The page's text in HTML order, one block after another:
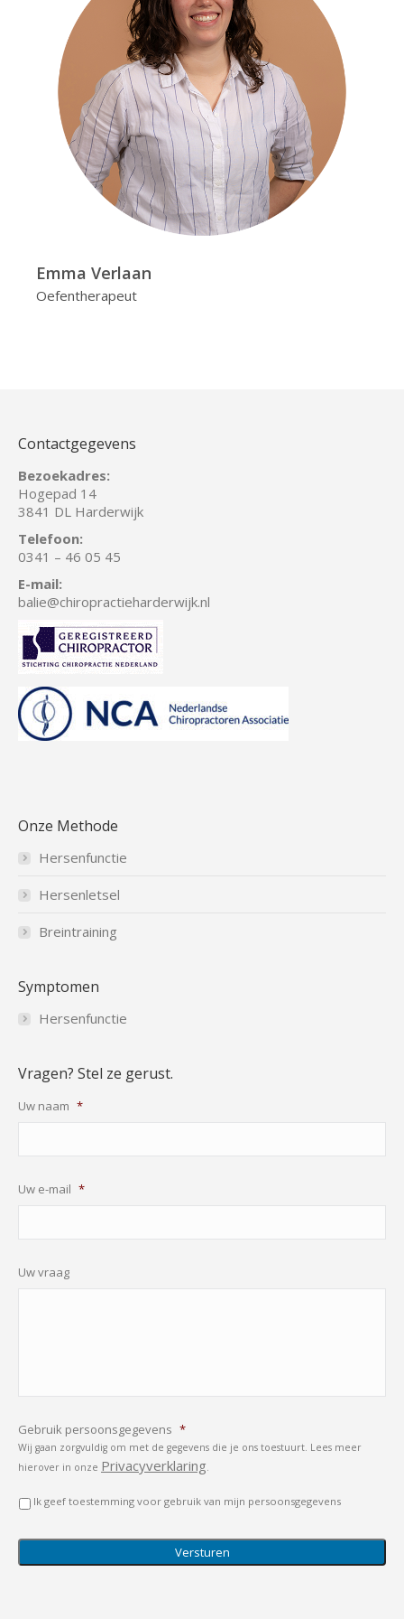
Emma Verlaan
Oefentherapeut
Contactgegevens
Bezoekadres:
Hogepad 14
3841 DL Harderwijk
Telefoon:
0341 – 46 05 45
E-mail:
balie@chiropractieharderwijk.nl
Onze Methode
Hersenfunctie
Hersenletsel
Breintraining
Symptomen
Hersenfunctie
Vragen? Stel ze gerust.
Uw naam *
Uw e-mail *
Uw vraag
Gebruik persoonsgegevens *
Wij gaan zorgvuldig om met de gegevens die je ons toestuurt. Lees meer
hierover in onze Privacyverklaring.
Ik geef toestemming voor gebruik van mijn persoonsgegevens